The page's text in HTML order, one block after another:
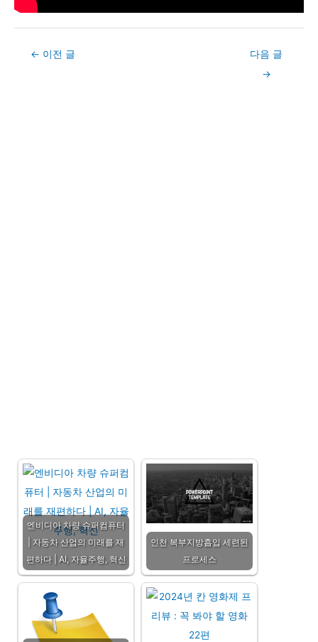
Post← 이전 글
다음 글
→
엔비디아 차량 슈퍼컴퓨터
| 자동차 산업의 미래를 재
편하다 | AI, 자율주행, 혁신
인천 복부지방흡입 세련된
프로세스